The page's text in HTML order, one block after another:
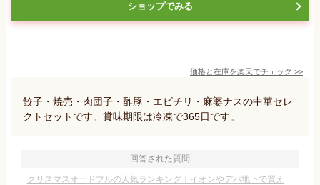
ショップでみる
価格と在庫を楽天でチェック >>
餃子・焼売・肉団子・酢豚・エビチリ・麻婆ナスの中華セレ
クトセットです。賞味期限は冷凍で365日です。
回答された質問
クリスマスオードブルの人気ランキング｜イオンやデパ地下で買え